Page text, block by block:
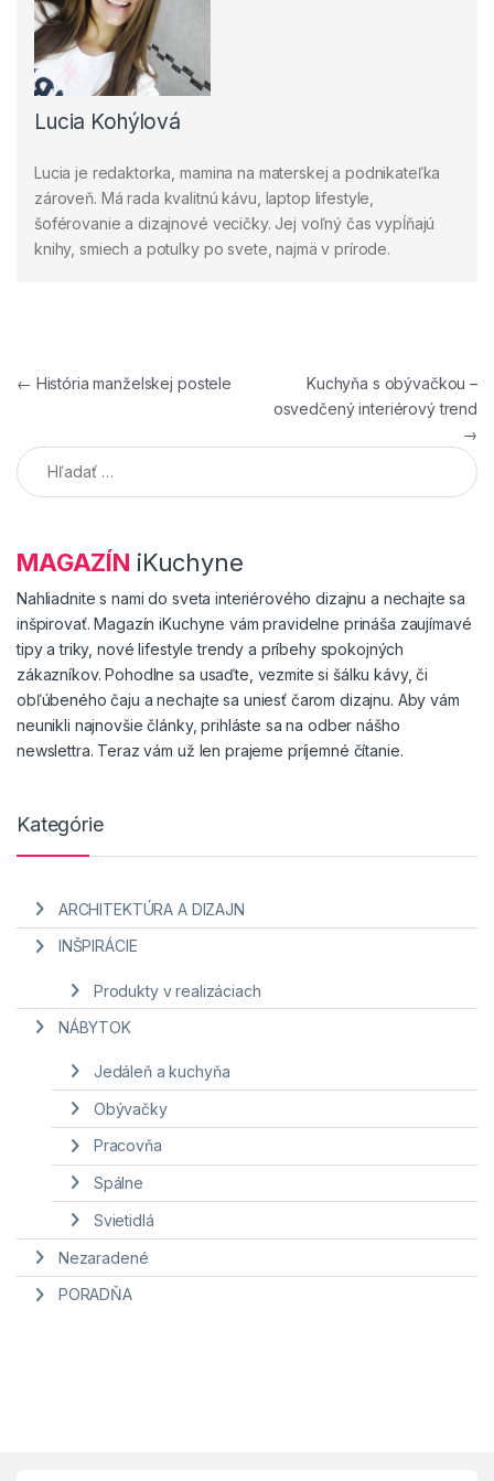
Lucia Kohýlová
Lucia je redaktorka, mamina na materskej a podnikateľka
zároveň. Má rada kvalitnú kávu, laptop lifestyle,
šoférovanie a dizajnové vecičky. Jej voľný čas vypĺňajú
knihy, smiech a potulky po svete, najmä v prírode.
Navigácia v článku
← História manželskej postele
Kuchyňa s obývačkou –
osvedčený interiérový trend
→
Hľadať:
MAGAZÍN iKuchyne
Nahliadnite s nami do sveta interiérového dizajnu a nechajte sa
inšpirovať. Magazín iKuchyne vám pravidelne prináša zaujímavé
tipy a triky, nové lifestyle trendy a príbehy spokojných
zákazníkov. Pohodlne sa usaďte, vezmite si šálku kávy, či
obľúbeného čaju a nechajte sa uniesť čarom dizajnu. Aby vám
neunikli najnovšie články, prihláste sa na odber nášho
newslettra. Teraz vám už len prajeme príjemné čítanie.
Kategórie
ARCHITEKTÚRA A DIZAJN
INŠPIRÁCIE
Produkty v realizáciach
NÁBYTOK
Jedáleň a kuchyňa
Obývačky
Pracovňa
Spálne
Svietidlá
Nezaradené
PORADŇA